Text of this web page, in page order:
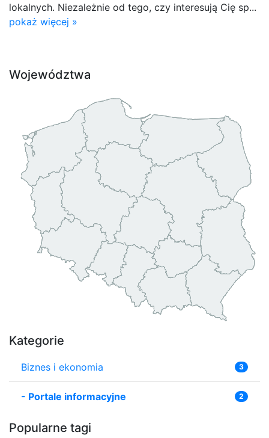
lokalnych. Niezależnie od tego, czy interesują Cię sp...
pokaż więcej »
Województwa
Kategorie
Biznes i ekonomia 3
- Portale informacyjne 2
Popularne tagi